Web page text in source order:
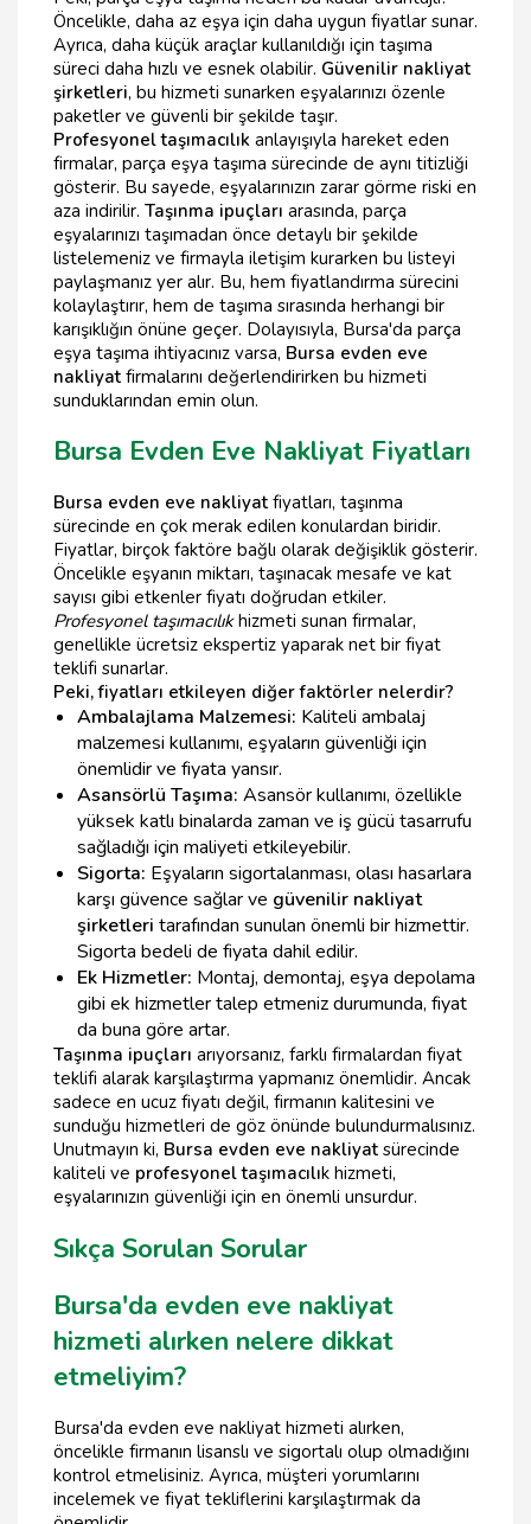
Öncelikle, daha az eşya için daha uygun fiyatlar sunar.
Ayrıca, daha küçük araçlar kullanıldığı için taşıma
süreci daha hızlı ve esnek olabilir. Güvenilir nakliyat
şirketleri, bu hizmeti sunarken eşyalarınızı özenle
paketler ve güvenli bir şekilde taşır.
Profesyonel taşımacılık anlayışıyla hareket eden
firmalar, parça eşya taşıma sürecinde de aynı titizliği
gösterir. Bu sayede, eşyalarınızın zarar görme riski en
aza indirilir. Taşınma ipuçları arasında, parça
eşyalarınızı taşımadan önce detaylı bir şekilde
listelemeniz ve firmayla iletişim kurarken bu listeyi
paylaşmanız yer alır. Bu, hem fiyatlandırma sürecini
kolaylaştırır, hem de taşıma sırasında herhangi bir
karışıklığın önüne geçer. Dolayısıyla, Bursa'da parça
eşya taşıma ihtiyacınız varsa, Bursa evden eve
nakliyat firmalarını değerlendirirken bu hizmeti
sunduklarından emin olun.
Bursa Evden Eve Nakliyat Fiyatları
Bursa evden eve nakliyat fiyatları, taşınma
sürecinde en çok merak edilen konulardan biridir.
Fiyatlar, birçok faktöre bağlı olarak değişiklik gösterir.
Öncelikle eşyanın miktarı, taşınacak mesafe ve kat
sayısı gibi etkenler fiyatı doğrudan etkiler.
Profesyonel taşımacılıkhizmeti sunan firmalar,
genellikle ücretsiz ekspertiz yaparak net bir fiyat
teklifi sunarlar.
Peki, fiyatları etkileyen diğer faktörler nelerdir?
Ambalajlama Malzemesi: Kaliteli ambalaj
malzemesi kullanımı, eşyaların güvenliği için
önemlidir ve fiyata yansır.
Asansörlü Taşıma: Asansör kullanımı, özellikle
yüksek katlı binalarda zaman ve iş gücü tasarrufu
sağladığı için maliyeti etkileyebilir.
Sigorta: Eşyaların sigortalanması, olası hasarlara
karşı güvence sağlar ve güvenilir nakliyat
şirketleri tarafından sunulan önemli bir hizmettir.
Sigorta bedeli de fiyata dahil edilir.
Ek Hizmetler: Montaj, demontaj, eşya depolama
gibi ek hizmetler talep etmeniz durumunda, fiyat
da buna göre artar.
Taşınma ipuçları arıyorsanız, farklı firmalardan fiyat
teklifi alarak karşılaştırma yapmanız önemlidir. Ancak
sadece en ucuz fiyatı değil, firmanın kalitesini ve
sunduğu hizmetleri de göz önünde bulundurmalısınız.
Unutmayın ki, Bursa evden eve nakliyat sürecinde
kaliteli ve profesyonel taşımacılık hizmeti,
eşyalarınızın güvenliği için en önemli unsurdur.
Sıkça Sorulan Sorular
Bursa'da evden eve nakliyat
hizmeti alırken nelere dikkat
etmeliyim?
Bursa'da evden eve nakliyat hizmeti alırken,
öncelikle firmanın lisanslı ve sigortalı olup olmadığını
kontrol etmelisiniz. Ayrıca, müşteri yorumlarını
incelemek ve fiyat tekliflerini karşılaştırmak da